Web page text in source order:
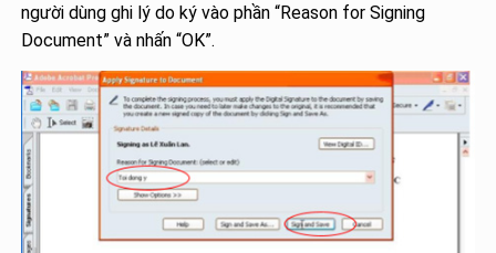
người dùng ghi lý do ký vào phần “Reason for Signing
Document” và nhấn “OK”.